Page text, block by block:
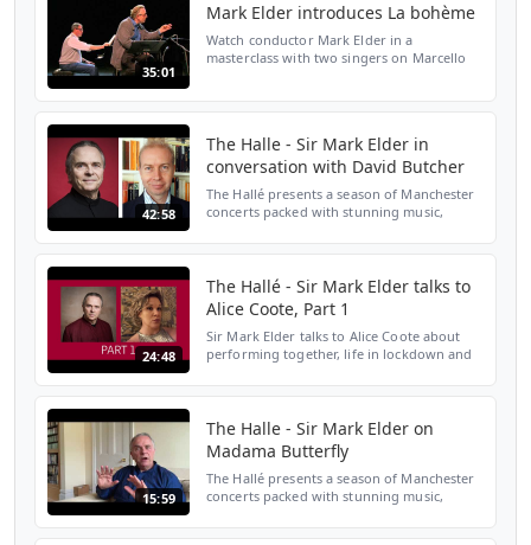
35:01
Mark Elder introduces La bohème
Watch conductor Mark Elder in a
masterclass with two singers on Marcello
42:58
The Halle - Sir Mark Elder in
conversation with David Butcher
The Hallé presents a season of Manchester
concerts packed with stunning music,
24:48
The Hallé - Sir Mark Elder talks to
Alice Coote, Part 1
Sir Mark Elder talks to Alice Coote about
performing together, life in lockdown and
15:59
The Halle - Sir Mark Elder on
Madama Butterfly
The Hallé presents a season of Manchester
concerts packed with stunning music,